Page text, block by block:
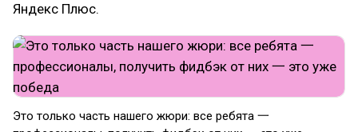
Яндекс Плюс.
Это только часть нашего жюри: все ребята 一